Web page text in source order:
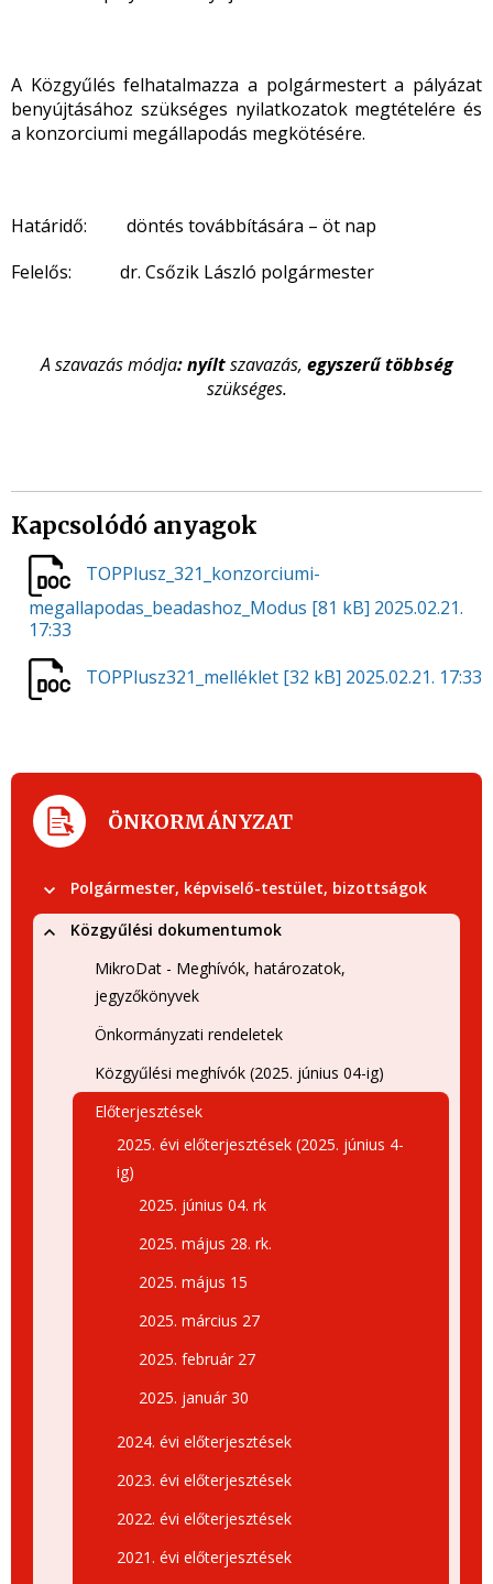
A Közgyűlés felhatalmazza a polgármestert a pályázat
benyújtásához szükséges nyilatkozatok megtételére és
a konzorciumi megállapodás megkötésére.
Határidő: döntés továbbítására – öt nap
Felelős: dr. Csőzik László polgármester
A szavazás módja: nyíltszavazás, egyszerű többség
szükséges.
Kapcsolódó anyagok
TOPPlusz_321_konzorciumi-
megallapodas_beadashoz_Modus [81 kB] 2025.02.21.
17:33
TOPPlusz321_melléklet [32 kB] 2025.02.21. 17:33
ÖNKORMÁNYZAT
Polgármester, képviselő-testület, bizottságok
Közgyűlési dokumentumok
MikroDat - Meghívók, határozatok,
jegyzőkönyvek
Önkormányzati rendeletek
Közgyűlési meghívók (2025. június 04-ig)
Előterjesztések
2025. évi előterjesztések (2025. június 4-
ig)
2025. június 04. rk
2025. május 28. rk.
2025. május 15
2025. március 27
2025. február 27
2025. január 30
2024. évi előterjesztések
2023. évi előterjesztések
2022. évi előterjesztések
2021. évi előterjesztések